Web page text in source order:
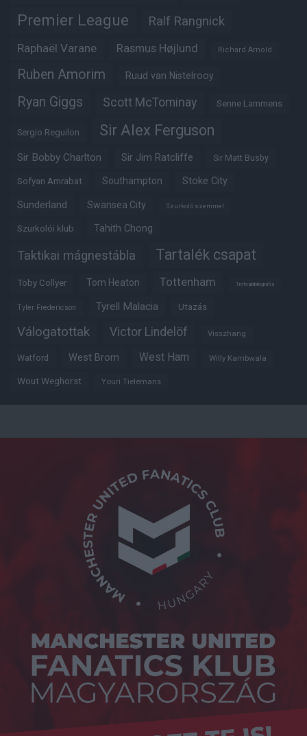
Premier League Ralf Rangnick
Raphaël Varane Rasmus Højlund Richard Arnold
Ruben Amorim Ruud van Nistelrooy
Ryan Giggs Scott McTominay Senne Lammens
Sergio Reguilon Sir Alex Ferguson
Sir Bobby Charlton Sir Jim Ratcliffe Sir Matt Busby
Sofyan Amrabat Southampton Stoke City
Sunderland Swansea City Szurkoló szemmel
Szurkolói klub Tahith Chong
Taktikai mágnestábla Tartalék csapat
Toby Collyer Tom Heaton Tottenham Trófeabibliográfia
Tyler Fredericson Tyrell Malacia Utazás
Válogatottak Victor Lindelöf Visszhang
Watford West Brom West Ham Willy Kambwala
Wout Weghorst Youri Tielemans